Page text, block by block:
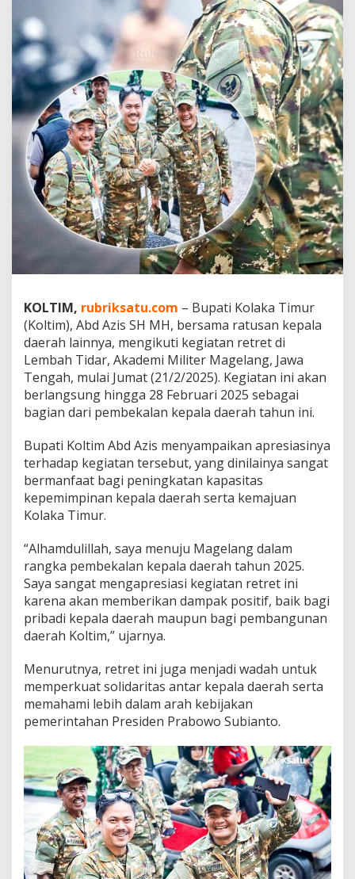
r
t
i
M
a
g
e
l
a
n
g
,
P
e
r
k
S
n
e
r
g
i
P
s
a
t
d
a
n
e
r
a
h
KOLTIM, rubriksatu.com – Bupati Kolaka Timur
(Koltim), Abd Azis SH MH, bersama ratusan kepala
daerah lainnya, mengikuti kegiatan retret di
Lembah Tidar, Akademi Militer Magelang, Jawa
Tengah, mulai Jumat (21/2/2025). Kegiatan ini akan
berlangsung hingga 28 Februari 2025 sebagai
bagian dari pembekalan kepala daerah tahun ini.
Bupati Koltim Abd Azis menyampaikan apresiasinya
terhadap kegiatan tersebut, yang dinilainya sangat
bermanfaat bagi peningkatan kapasitas
kepemimpinan kepala daerah serta kemajuan
Kolaka Timur.
“Alhamdulillah, saya menuju Magelang dalam
rangka pembekalan kepala daerah tahun 2025.
Saya sangat mengapresiasi kegiatan retret ini
karena akan memberikan dampak positif, baik bagi
pribadi kepala daerah maupun bagi pembangunan
daerah Koltim,” ujarnya.
Menurutnya, retret ini juga menjadi wadah untuk
memperkuat solidaritas antar kepala daerah serta
memahami lebih dalam arah kebijakan
pemerintahan Presiden Prabowo Subianto.